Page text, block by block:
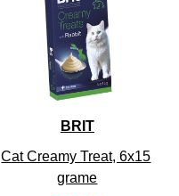
32
BRIT
Cat Creamy Treat, 6x15
grame